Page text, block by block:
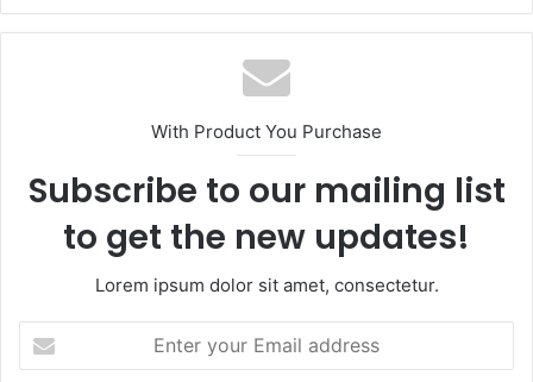
With Product You Purchase
Subscribe to our mailing list
to get the new updates!
Lorem ipsum dolor sit amet, consectetur.
Enter
your